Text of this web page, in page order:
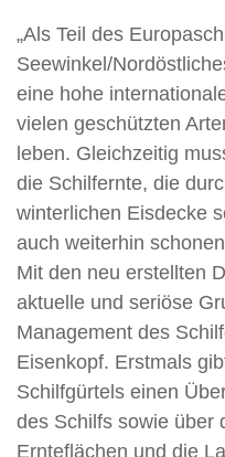
„Als Teil des
Seewinkel/
eine hohe
vielen geschützten
leben. Gleichzeitig
die Schilfernte, die
winterlichen Eisdecke
auch weiterhin
Mit den neu erstellten
aktuelle und seriöse
Management des
Eisenkopf. Erstmals
Schilfgürtels einen
des Schilfs sowie über
Ernteflächen und die